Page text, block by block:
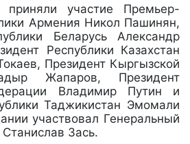
приняли участие Премьер-
Армения Никол Пашинян,
Беларусь Александр
Республики Казахстан
Президент Кыргызской
Жапаров, Президент
Владимир Путин и
Таджикистан Эмомали
участвовал Генеральный
Зась.